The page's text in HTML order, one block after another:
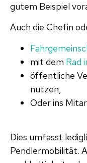
gutem Beispiel
Auch die Chefin
mit dem Rad
öffentliche
nutzen,
Oder ins
Dies umfasst
Pendlermobilität.